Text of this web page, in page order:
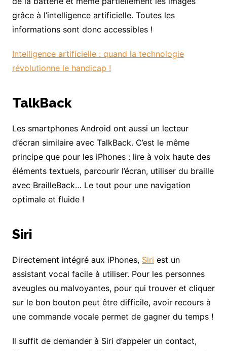
grâce à l’intelligence artificielle. Toutes les
informations sont donc accessibles !
Intelligence artificielle : quand la technologie
révolutionne le handicap !
TalkBack
Les smartphones Android ont aussi un lecteur
d’écran similaire avec TalkBack. C’est le même
principe que pour les iPhones : lire à voix haute des
éléments textuels, parcourir l’écran, utiliser du braille
avec BrailleBack… Le tout pour une navigation
optimale et fluide !
Siri
Directement intégré aux iPhones, Siri est un
assistant vocal facile à utiliser. Pour les personnes
aveugles ou malvoyantes, pour qui trouver et cliquer
sur le bon bouton peut être difficile, avoir recours à
une commande vocale permet de gagner du temps !
Il suffit de demander à Siri d’appeler un contact,